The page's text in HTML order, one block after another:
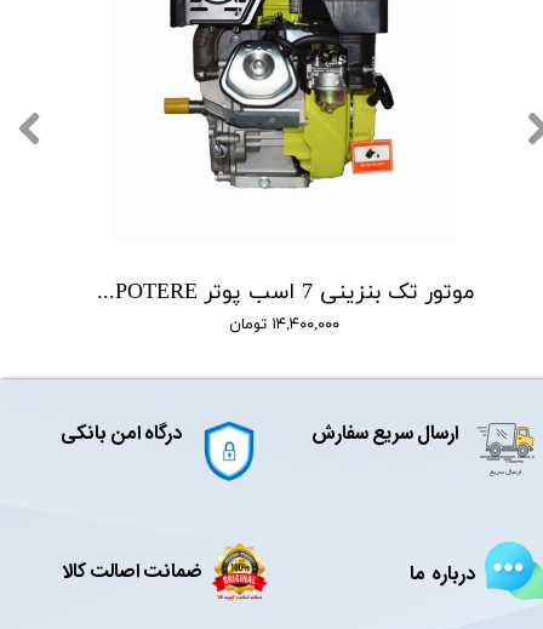
موتور تک بنزینی 7 اسب پوتر POTERE مدل PT210
۱۴,۴۰۰,۰۰۰ تومان
ارسال سریع سفارش درگاه امن بانکی
درباره ما ضمانت اصالت کالا